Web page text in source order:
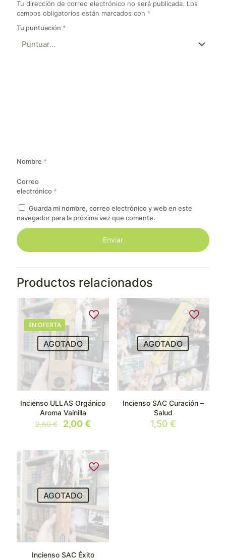
Tu dirección de correo electrónico no será publicada. Los
campos obligatorios están marcados con *
Tu puntuación *
Nombre *
Correo
electrónico *
Guarda mi nombre, correo electrónico y web en este
navegador para la próxima vez que comente.
Productos relacionados
EN OFERTA
AGOTADO
Incienso ULLAS Orgánico
Aroma Vainilla
2,50€
El
precio
era:
2,50 €.
2,00€El
es:
2,00 €.
AGOTADO
Incienso SAC Curación –
Salud
1,50 €
AGOTADO
Incienso SAC Éxito